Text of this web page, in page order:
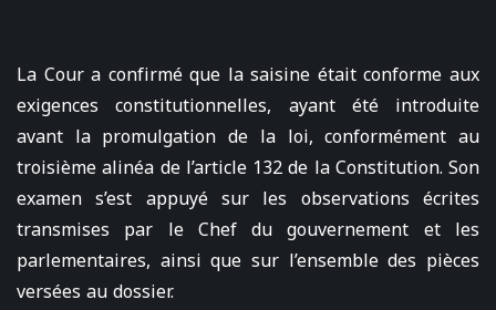
La Cour a confirmé que la saisine était conforme aux
exigences constitutionnelles, ayant été introduite
avant la promulgation de la loi, conformément au
troisième alinéa de l’article 132 de la Constitution. Son
examen s’est appuyé sur les observations écrites
transmises par le Chef du gouvernement et les
parlementaires, ainsi que sur l’ensemble des pièces
versées au dossier.